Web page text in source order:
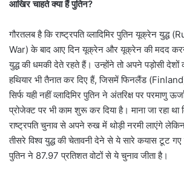
आखिर चाहते क्या हैं पुतिन?
गौरतलब है कि राष्ट्रपति व्लादिमिर पुतिन यूक्रेन
War) के बाद आए दिन यूक्रेन और यूक्रेन की मदद करने
युद्ध की धमकी देते रहते हैं। उन्होंने तो अपने पड़ोसी देशों
हथियार भी तैनात कर दिए हैं, जिसमें फिनलैंड
सिर्फ यही नहीं व्लादिमिर पुतिन ने अंतरिक्ष पर परमाणु
प्रोजेक्ट पर भी काम शुरू कर दिया है। माना जा रहा था
राष्ट्रपति चुनाव से अपने रुख में थोड़ी नरमी लाएंगे
तीसरे विश्व युद्ध की चेतावनी देने से ये सारे कयास टूट गए
पुतिन ने 87.97 प्रतिशत वोटों से ये चुनाव जीता है।